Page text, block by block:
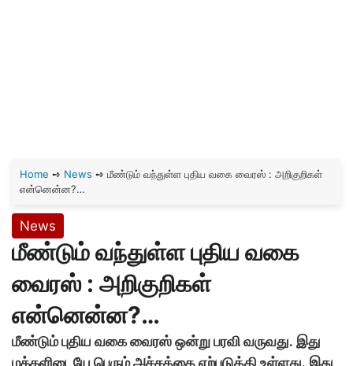
Home ➺ News ➺ மீண்டும் வந்துள்ள புதிய வகை வைரஸ் : அறிகுறிகள்
என்னென்ன?…
News
மீண்டும் வந்துள்ள புதிய வகை
வைரஸ் : அறிகுறிகள்
என்னென்ன?…
மீண்டும் புதிய வகை வைரஸ் ஒன்று பரவி வருவது. இது
மக்களிடையே பெரும் அச்சத்தை ஏற்படுத்தி உள்ளது. இது